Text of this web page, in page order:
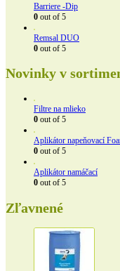
Barriere -Dip
0 out of 5
Remsal DUO
0 out of 5
Novinky v
Filtre na mlieko
0 out of 5
Aplikátor napeňovací
0 out of 5
Aplikátor namáčací
0 out of 5
Zľavnené